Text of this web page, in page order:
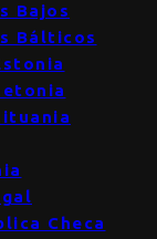
Bajos
Bálticos
Checa